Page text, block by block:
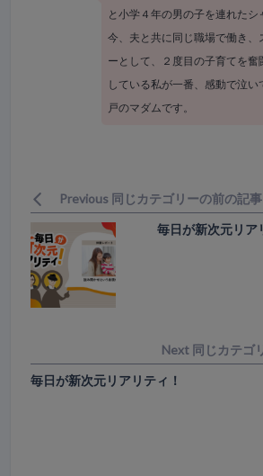
と小学４年の男の子を連れたシ
今、夫と共に同じ職場で働き、
ーとして、２度目の子育てを奮
している私が一番、感動で泣い
戸のマダムです。
Previous 同じカテゴリーの前の記事
毎日が新次元リア
Next 同じカテゴ
毎日が新次元リアリティ！